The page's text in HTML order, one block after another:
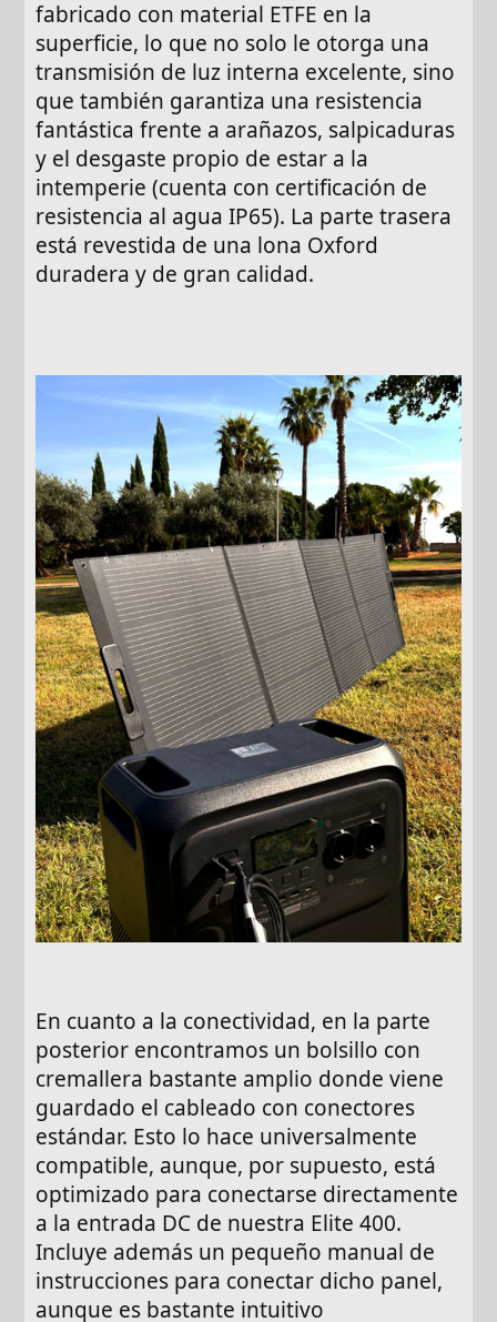
fabricado con material ETFE en la
superficie, lo que no solo le otorga una
transmisión de luz interna excelente, sino
que también garantiza una resistencia
fantástica frente a arañazos, salpicaduras
y el desgaste propio de estar a la
intemperie (cuenta con certificación de
resistencia al agua IP65). La parte trasera
está revestida de una lona Oxford
duradera y de gran calidad.
En cuanto a la conectividad, en la parte
posterior encontramos un bolsillo con
cremallera bastante amplio donde viene
guardado el cableado con conectores
estándar. Esto lo hace universalmente
compatible, aunque, por supuesto, está
optimizado para conectarse directamente
a la entrada DC de nuestra Elite 400.
Incluye además un pequeño manual de
instrucciones para conectar dicho panel,
aunque es bastante intuitivo